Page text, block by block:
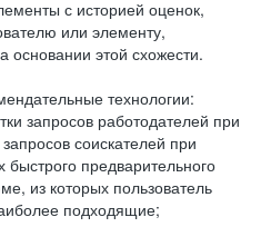
с историей оценок,
или элементу,
основании этой схожести.
технологии:
запросов работодателей при
соискателей при
быстрого предварительного
из которых пользователь
подходящие;